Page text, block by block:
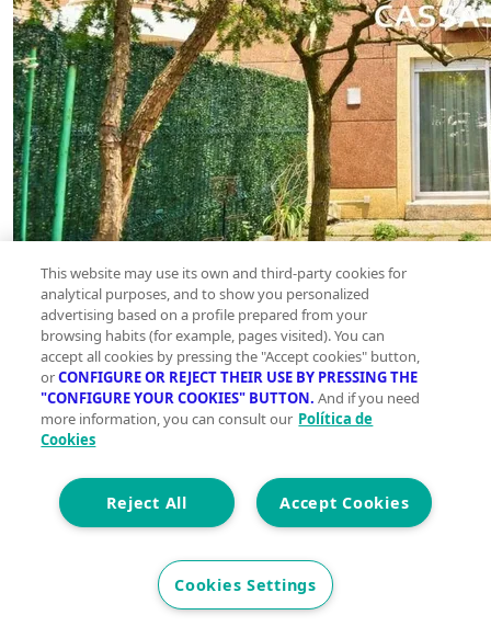
This website may use its own and third-party cookies for
analytical purposes, and to show you personalized
advertising based on a profile prepared from your
browsing habits (for example, pages visited). You can
accept all cookies by pressing the "Accept cookies" button,
orCONFIGURE OR REJECT THEIR USE BY PRESSING THE
"CONFIGURE YOUR COOKIES" BUTTON. And if you need
more information, you can consult our Política de
Cookies
Accept Cookies
Reject All
Cookies Settings